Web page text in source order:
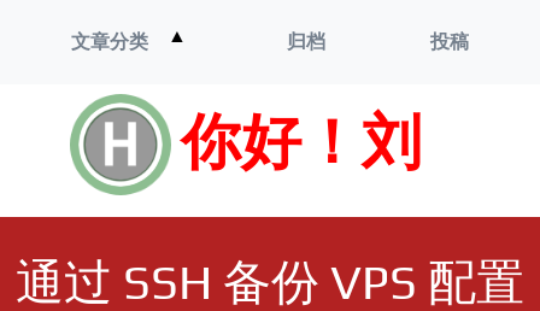
你好！刘
文章分类 ▲
单
归档 投稿
通过 SSH 备份 VPS 配置